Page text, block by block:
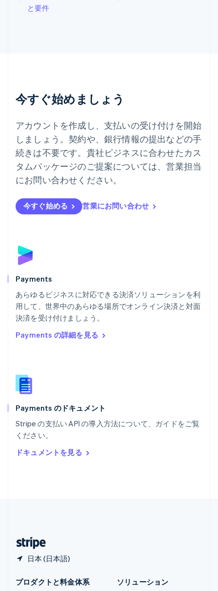
と要件
今すぐ始めましょう
アカウントを作成し、支払いの受け付けを開始
しましょう。契約や、銀行情報の提出などの手
続きは不要です。貴社ビジネスに合わせたカス
タムパッケージのご提案については、営業担当
にお問い合わせください。
今すぐ始める 営業にお問い合わせ
Payments
あらゆるビジネスに対応できる決済ソリューションを利
用して、世界中のあらゆる場所でオンライン決済と対面
決済を受け付けましょう。
Payments の詳細を見る
Payments のドキュメント
Stripe の支払い API の導入方法について、ガイドをご覧
ください。
ドキュメントを見る
日本 (日本語)
スロバキア
English
Deutsch English
ニュージーランド
English
ノルウェー
ハンガリー
English
EnglishSvenska
ブラジル
ブルガリア
English
Nederlands
English
ポルトガル
PortuguêsEnglish
English
Español
ラトビア
リトアニア
リヒテンシュタイン
Deutsch
ルーマニア
English
プロダクトと料金体系
ソリューション